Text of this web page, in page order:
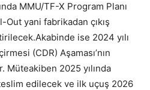
MMU/TF-X Program Planı
Out yani fabrikadan çıkış
ise 2024 yılı
(CDR) Aşaması’nın
Müteakiben 2025 yılında
edilecek ve ilk uçuş 2026